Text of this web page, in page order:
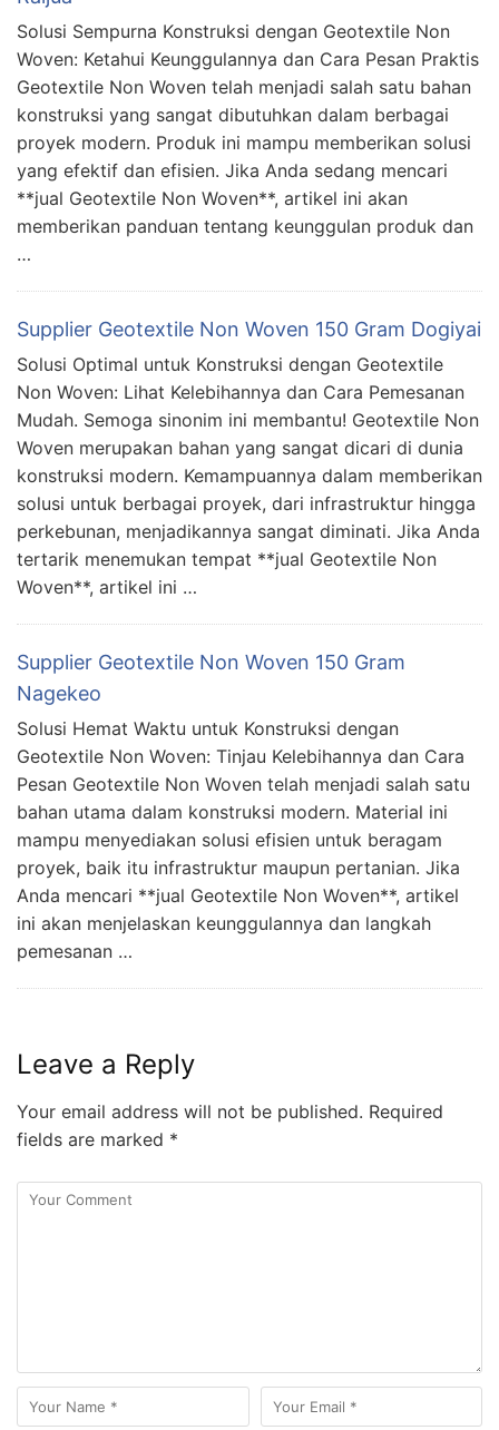
Solusi Sempurna Konstruksi dengan Geotextile Non
Woven: Ketahui Keunggulannya dan Cara Pesan Praktis
Geotextile Non Woven telah menjadi salah satu bahan
konstruksi yang sangat dibutuhkan dalam berbagai
proyek modern. Produk ini mampu memberikan solusi
yang efektif dan efisien. Jika Anda sedang mencari
**jual Geotextile Non Woven**, artikel ini akan
memberikan panduan tentang keunggulan produk dan
…
Supplier Geotextile Non Woven 150 Gram Dogiyai
Solusi Optimal untuk Konstruksi dengan Geotextile
Non Woven: Lihat Kelebihannya dan Cara Pemesanan
Mudah. Semoga sinonim ini membantu! Geotextile Non
Woven merupakan bahan yang sangat dicari di dunia
konstruksi modern. Kemampuannya dalam memberikan
solusi untuk berbagai proyek, dari infrastruktur hingga
perkebunan, menjadikannya sangat diminati. Jika Anda
tertarik menemukan tempat **jual Geotextile Non
Woven**, artikel ini …
Supplier Geotextile Non Woven 150 Gram
Nagekeo
Solusi Hemat Waktu untuk Konstruksi dengan
Geotextile Non Woven: Tinjau Kelebihannya dan Cara
Pesan Geotextile Non Woven telah menjadi salah satu
bahan utama dalam konstruksi modern. Material ini
mampu menyediakan solusi efisien untuk beragam
proyek, baik itu infrastruktur maupun pertanian. Jika
Anda mencari **jual Geotextile Non Woven**, artikel
ini akan menjelaskan keunggulannya dan langkah
pemesanan …
Leave a Reply
Your email address will not be published. Required
fields are marked *